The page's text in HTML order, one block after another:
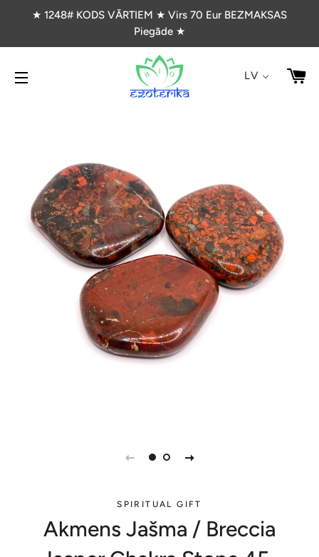
★ 1248# KODS VĀRTIEM ★ Virs 70 Eur BEZMAKSAS
Piegāde ★
VIETNES NAVIGĀCIJA
LV
SPIRITUAL GIFT
Akmens Jašma / Breccia